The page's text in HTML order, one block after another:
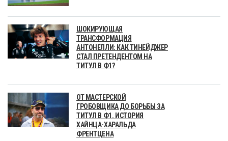
ШОКИРУЮЩАЯ
ТРАНСФОРМАЦИЯ
АНТОНЕЛЛИ: КАК ТИНЕЙДЖЕР
СТАЛ ПРЕТЕНДЕНТОМ НА
ТИТУЛ В Ф1?
ОТ МАСТЕРСКОЙ
ГРОБОВЩИКА ДО БОРЬБЫ ЗА
ТИТУЛ В Ф1. ИСТОРИЯ
ХАЙНЦА-ХАРАЛЬДА
ФРЕНТЦЕНА